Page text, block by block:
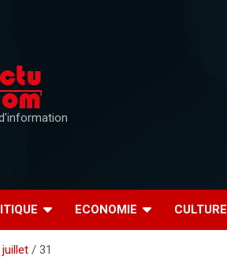
ECONOMIE CULTURE
juillet 31